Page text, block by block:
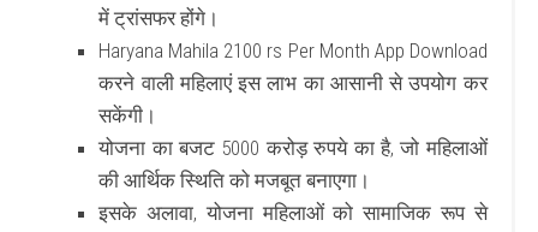
में ट्रांसफर होंगे।
Haryana Mahila 2100 rs Per Month App Download
करने वाली महिलाएं इस लाभ का आसानी से उपयोग कर
सकेंगी।
योजना का बजट 5000 करोड़ रुपये का है, जो महिलाओं
की आर्थिक स्थिति को मजबूत बनाएगा।
इसके अलावा, योजना महिलाओं को सामाजिक रूप से